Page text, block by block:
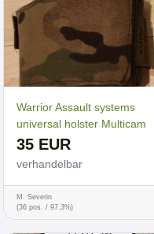
Warrior Assault systems
universal holster Multicam
35 EUR
verhandelbar
M. Severin
(36 pos. / 97.3%)